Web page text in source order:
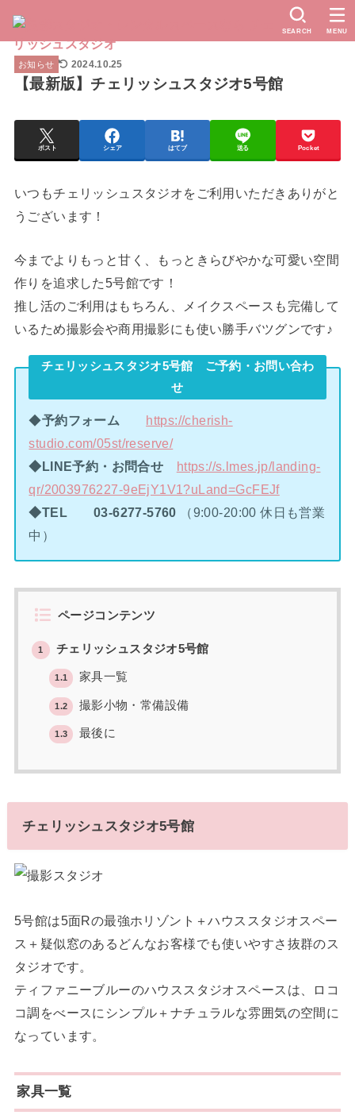
SEARCH MENU
お知らせ 2024.10.25
【最新版】チェリッシュスタジオ5号館
ポスト シェア はてブ 送る Pocket
いつもチェリッシュスタジオをご利用いただきありがと
うございます！
今までよりもっと甘く、もっときらびやかな可愛い空間
作りを追求した5号館です！
推し活のご利用はもちろん、メイクスペースも完備して
いるため撮影会や商用撮影にも使い勝手バツグンです♪
チェリッシュスタジオ5号館 ご予約・お問い合わ
せ
◆予約フォーム
https://cherish-
studio.com/05st/reserve/
◆LINE予約・お問合せ
https://s.lmes.jp/landing-
qr/2003976227-9eEjY1V1?uLand=GcFEJf
◆TEL
03-6277-5760 （9:00-20:00 休日も営業
中）
ページコンテンツ
1 チェリッシュスタジオ5号館
1.1 家具一覧
1.2 撮影小物・常備設備
1.3 最後に
チェリッシュスタジオ5号館
5号館は5面Rの最強ホリゾント＋ハウススタジオスペー
ス＋疑似窓のあるどんなお客様でも使いやすさ抜群のス
タジオです。
ティファニーブルーのハウススタジオスペースは、ロコ
コ調をべースにシンプル＋ナチュラルな雰囲気の空間に
なっています。
家具一覧